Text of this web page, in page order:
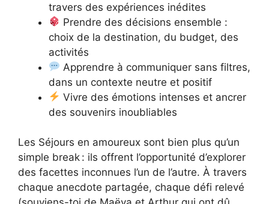
travers des expériences inédites
Prendre des décisions ensemble :
choix de la destination, du budget, des
activités
Apprendre à communiquer sans filtres,
dans un contexte neutre et positif
Vivre des émotions intenses et ancrer
des souvenirs inoubliables
Les Séjours en amoureux sont bien plus qu’un
simple break : ils offrent l’opportunité d’explorer
des facettes inconnues l’un de l’autre. À travers
chaque anecdote partagée, chaque défi relevé